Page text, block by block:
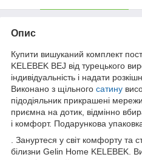
Опис
Купити вишуканий комплект
KELEBEK BEJ від турецького
індивідуальність і надати
Виконано з щільного сатину
підодіяльник прикрашені
приємна на дотик, відмінно
і комфорт. Подарункова
. Зануртеся у світ комфорту та
білизни Gelin Home KELEBEK.